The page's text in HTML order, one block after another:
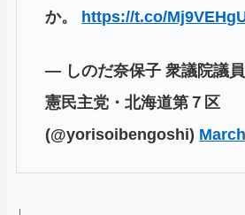
か。
https://t.co/
— しのだ奈保子 衆議院議
憲民主党・北海道第７区
(@yorisoibengoshi)